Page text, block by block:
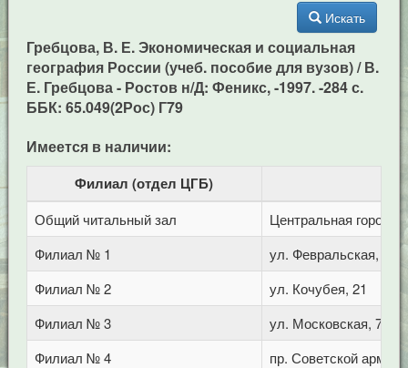
Искать
Гребцова, В. Е. Экономическая и социальная
география России (учеб. пособие для вузов) / В.
Е. Гребцова - Ростов н/Д: Феникс, -1997. -284 с.
ББК: 65.049(2Рос) Г79
Имеется в наличии:
Филиал (отдел ЦГБ)
Общий читальный зал
Центральная
Филиал № 1
ул. Февральская, 283
Филиал № 2
ул. Кочубея, 21
Филиал № 3
ул. Московская, 72/1
Филиал № 4
пр. Советской армии,